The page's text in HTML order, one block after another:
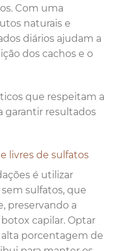
Com uma
naturais e
diários ajudam a
dos cachos e o
que respeitam a
garantir resultados
livres de sulfatos
é utilizar
sulfatos, que
preservando a
capilar. Optar
porcentagem de